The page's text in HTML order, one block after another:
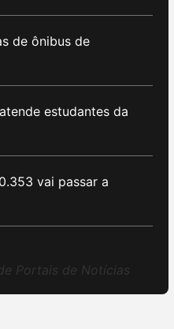
de ônibus de
estudantes da
vai passar a
Portais de Notícias